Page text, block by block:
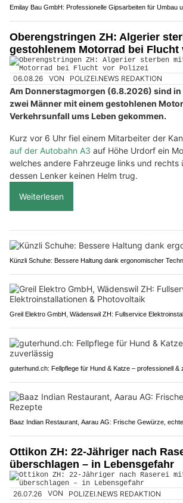
Emilay Bau GmbH: Professionelle Gipsarbeiten für Umbau
Oberengstringen ZH: Algerier
gestohlenem Motorrad bei Flucht
06.08.26 VON POLIZEI.NEWS REDAKTION
Am Donnerstagmorgen (6.8.2026) sind
zwei Männer mit einem gestohlenen
Verkehrsunfall ums Leben gekommen.
Kurz vor 6 Uhr fiel einem Mitarbeiter der
auf der Autobahn A3 auf Höhe Urdorf ein
welches andere Fahrzeuge links und rechts
dessen Lenker keinen Helm trug.
Weiterlesen
Künzli Schuhe: Bessere Haltung dank ergonomischer
Greil Elektro GmbH, Wädenswil ZH: Fullservice
guterhund.ch: Fellpflege für Hund & Katze – professionell &
Baaz Indian Restaurant, Aarau AG: Frische Gewürze,
Ottikon ZH: 22-Jähriger nach
überschlagen – in Lebensgefahr
26.07.26 VON POLIZEI.NEWS REDAKTION